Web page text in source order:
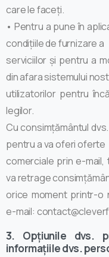
care le faceți.
• Pentru a pune în
condițiile de furnizare a
serviciilor și pentru a
din afara sistemului
utilizatorilor pentru
legilor.
Cu consimțământul
pentru a va oferi oferte
comerciale prin e-mail,
va retrage
orice moment printr-o
e-mail:
3. Opțiunile dvs.
informațiile dvs.